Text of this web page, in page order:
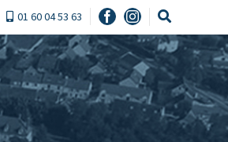
Facebook
Instagram
01 60 04 53 63